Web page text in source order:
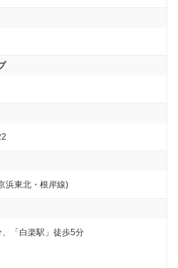
浜東北・根岸線)
「白楽駅」徒歩5分